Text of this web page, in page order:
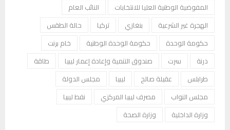
المفوضية الوطنية العليا للانتخابات
النائب العام
الهجرة غير الشرعية
بنغازي تركيا
حالة الطقس
حكومة الوحدة
حكومة الوحدة الوطنية
خام برنت
درنة
سرت صندوق التنمية وإعادة إعمار ليبيا
طاقة
طرابلس
عقيلة صالح ليبيا
مجلس الدولة
مجلس النواب
مصرف ليبيا المركزي
نفط ليبيا
وزارة الداخلية
وزارة الصحة